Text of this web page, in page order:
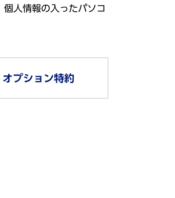
人情報の入ったパソコ
オプション特約